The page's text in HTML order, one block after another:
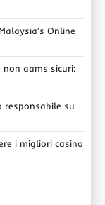
Online
non aams sicuri:
responsabile su
i migliori casino